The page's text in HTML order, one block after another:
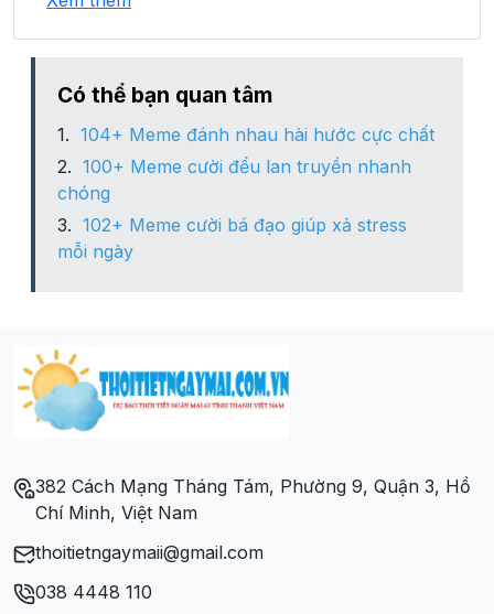
Xã Mỹ Thọ
Xã Mỹ Xương
Xã Nhị Mỹ
Xã Phương Thịnh
Xã Tân Nghĩa
Có thể bạn quan tâm
104+ Meme đánh nhau hài hước cực chất
100+ Meme cười đểu lan truyền nhanh
chóng
102+ Meme cười bá đạo giúp xả stress
mỗi ngày
382 Cách Mạng Tháng Tám, Phường 9, Quận 3, Hồ
Chí Minh, Việt Nam
thoitietngaymaii@gmail.com
038 4448 110